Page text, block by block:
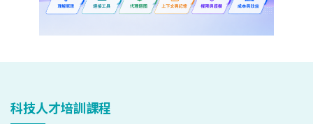
科技人才培訓課程